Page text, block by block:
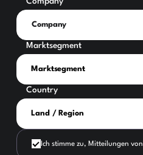
Marktsegment
Country
Ich stimme zu, Mitteilungen